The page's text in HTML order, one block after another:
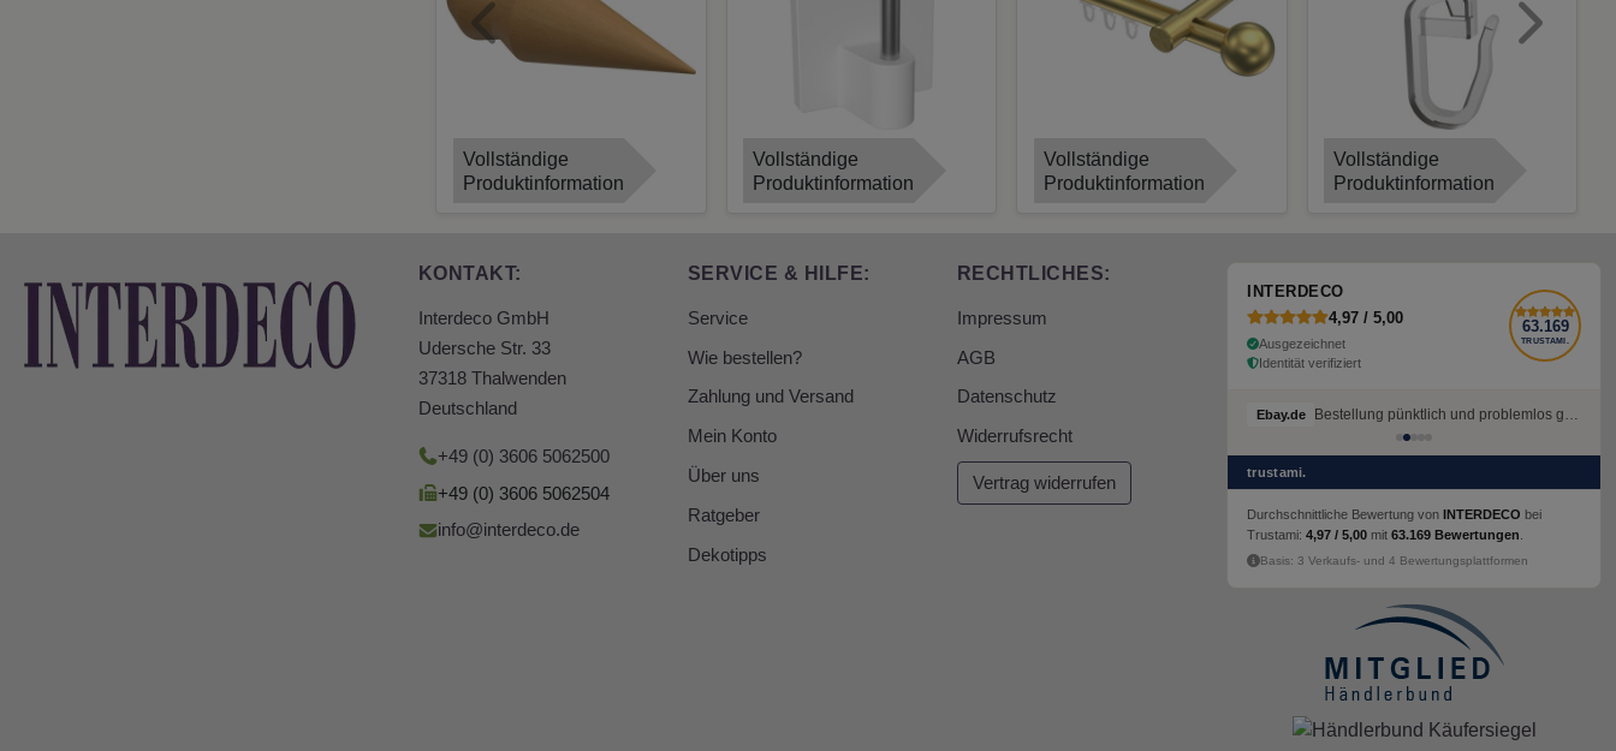
Vollständige
Produktinformation
Vollständige
Produktinformation
Vollständige
Produktinformation
Vollständige
Produktinformation
Next
KONTAKT:
Interdeco GmbH
Udersche Str. 33
37318 Thalwenden
Deutschland
+49 (0) 3606 5062500
+49 (0) 3606 5062504
info@interdeco.de
SERVICE & HILFE:
Service
Wie bestellen?
Zahlung und Versand
Mein Konto
Über uns
Ratgeber
Dekotipps
RECHTLICHES:
Impressum
AGB
Datenschutz
Widerrufsrecht
Vertrag widerrufen
INTERDECO
4,97 / 5,00
Ausgezeichnet
Identität verifiziert
63.169
TRUSTAMI.
Ebay.de
trustami.
Durchschnittliche Bewertung von INTERDECO bei
Trustami: 4,97 / 5,00 mit 63.169 Bewertungen
Basis: 3 Verkaufs- und 4 Bewertungsplattformen